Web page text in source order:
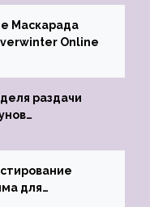
Маскарада
Online
раздачи
для